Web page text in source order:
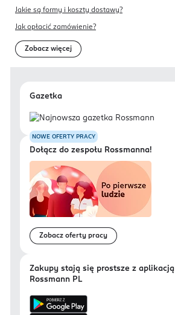
Jakie są formy i koszty dostawy?
Jak opłacić zamówienie?
Zobacz więcej
Gazetka
NOWE OFERTY PRACY
Dołącz do zespołu Rossmanna!
Zobacz oferty pracy
Zakupy stają się prostsze z aplikacją
Rossmann PL